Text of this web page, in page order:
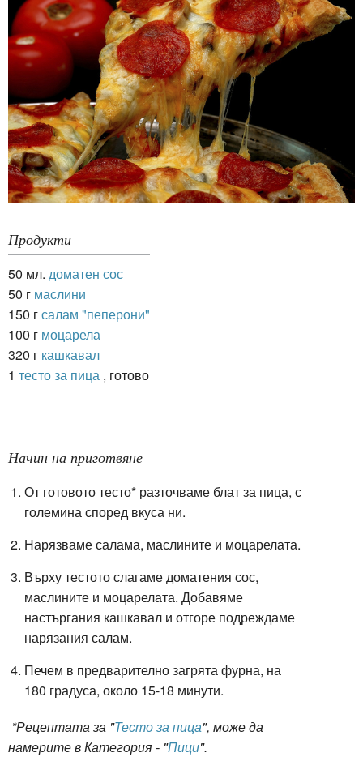
Продукти
50 мл. доматен сос
50 г маслини
150 гсалам "пеперони"
100 г моцарела
320 г кашкавал
1 тесто за пица , готово
Начин на приготвяне
От готовото тесто* разточваме блат за пица, с
големина според вкуса ни.
Нарязваме салама, маслините и моцарелата.
Върху тестото слагаме доматения сос,
маслините и моцарелата. Добавяме
настъргания кашкавал и отгоре подреждаме
нарязания салам.
Печем в предварително загрята фурна, на
180 градуса, около 15-18 минути.
*Рецептата за "Тесто за пица", може да
намерите в Категория - "Пици".